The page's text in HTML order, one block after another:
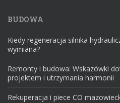
BUDOWA
Kiedy regeneracja silnika
wymiana?
Remonty i budowa: Wskazówki
projektem i utrzymania harmonii
Rekuperacja i piece CO